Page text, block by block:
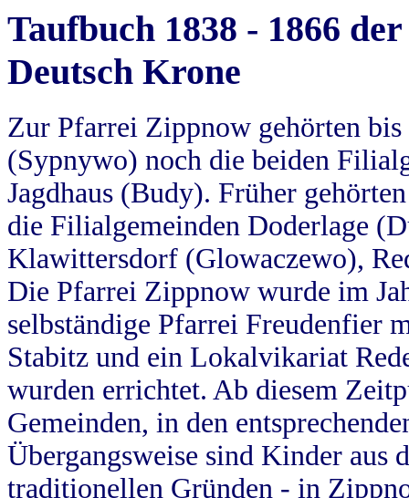
Taufbuch 1838 - 1866
Deutsch Krone
Zur Pfarrei Zippnow gehörten
(Sypnywo) noch die beiden
Jagdhaus (Budy). Früher
die Filialgemeinden Doderlage
Klawittersdorf (Glowaczewo),
Die Pfarrei Zippnow wurde im
selbständige Pfarrei Freudenfier
Stabitz und ein Lokalvikariat
wurden errichtet. Ab diesem
Gemeinden, in den
Übergangsweise sind Kinder aus
traditionellen Gründen - in